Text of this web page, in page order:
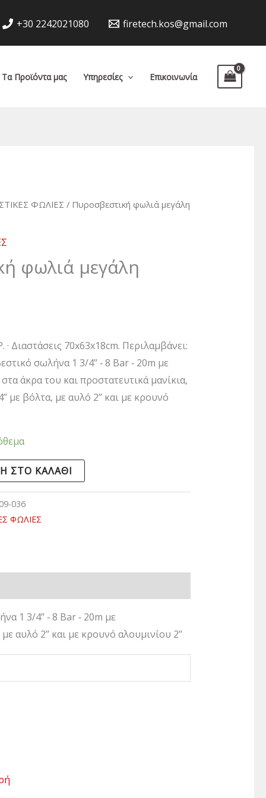
+30 2242021080 firetech.kos@gmail.com
Τα Προϊόντα μας Υπηρεσίες Επικοινωνία
ΦΩΛΙΕΣ / Πυροσβεστική φωλιά μεγάλη
φωλιά μεγάλη
· Διαστάσεις 70x63x18cm. Περιλαμβάνει:
σωλήνα 1 3/4’’ ‐ 8 Bar ‐ 20m με
άκρα του και προστατευτικά μανίκια,
με βόλτα, με αυλό 2’’ και με κρουνό
ΣΤΟ ΚΑΛΆΘΙ
036
ΦΩΛΙΕΣ
1 3/4’’ ‐ 8 Bar ‐ 20m με
αυλό 2’’ και με κρουνό αλουμινίου 2’’